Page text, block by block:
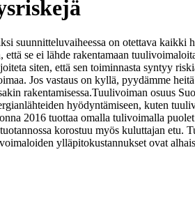
suunnitteluvaiheessa on otettava kaikki
se ei lähde rakentamaan
siten, että sen toiminnasta syntyy
Jos vastaus on kyllä, pyydämme
rakentamisessa.Tuulivoiman osuus
hyödyntämiseen, kuten
2016 tuottaa omalla tulivoimalla
korostuu myös kuluttajan etu.
ylläpitokustannukset ovat